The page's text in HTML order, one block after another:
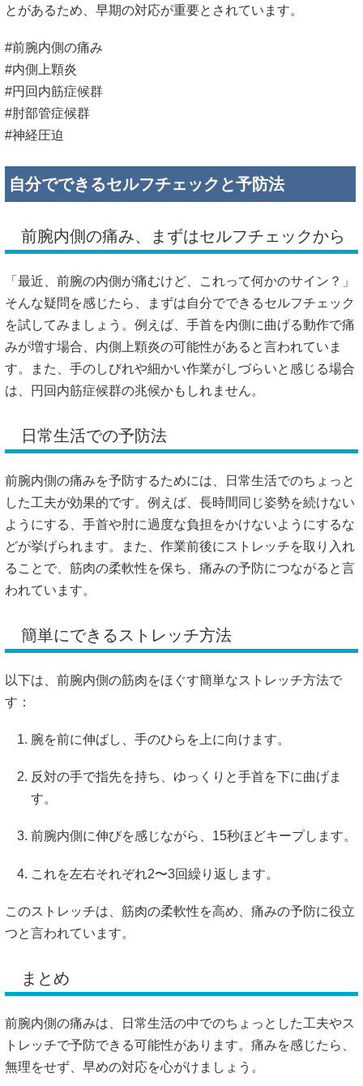
とがあるため、早期の対応が重要とされています。
#前腕内側の痛み
#内側上顆炎
#円回内筋症候群
#肘部管症候群
#神経圧迫
自分でできるセルフチェックと予防法
前腕内側の痛み、まずはセルフチェックから
「最近、前腕の内側が痛むけど、これって何かのサイン？」
そんな疑問を感じたら、まずは自分でできるセルフチェック
を試してみましょう。 例えば、手首を内側に曲げる動作で痛
みが増す場合、内側上顆炎の可能性があると言われていま
す。
また、手のしびれや細かい作業がしづらいと感じる場合
は、円回内筋症候群の兆候かもしれません。
日常生活での予防法
前腕内側の痛みを予防するためには、日常生活でのちょっと
した工夫が効果的です。 例えば、長時間同じ姿勢を続けない
ようにする、手首や肘に過度な負担をかけないようにするな
どが挙げられます。
また、作業前後にストレッチを取り入れ
ることで、筋肉の柔軟性を保ち、痛みの予防につながると言
われています。
簡単にできるストレッチ方法
以下は、前腕内側の筋肉をほぐす簡単なストレッチ方法で
す：
腕を前に伸ばし、手のひらを上に向けます。
反対の手で指先を持ち、ゆっくりと手首を下に曲げま
す。
前腕内側に伸びを感じながら、15秒ほどキープします。
これを左右それぞれ2〜3回繰り返します。
このストレッチは、筋肉の柔軟性を高め、痛みの予防に役立
つと言われています。
まとめ
前腕内側の痛みは、日常生活の中でのちょっとした工夫やス
トレッチで予防できる可能性があります。 痛みを感じたら、
無理をせず、早めの対応を心がけましょう。